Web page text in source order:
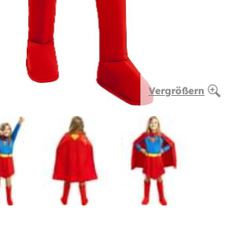
Vergrößern